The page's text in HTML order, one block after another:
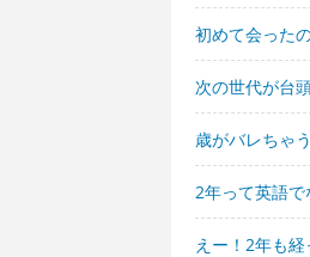
初めて会った
次の世代が台
歳がバレちゃ
2年って英語で
えー！2年も